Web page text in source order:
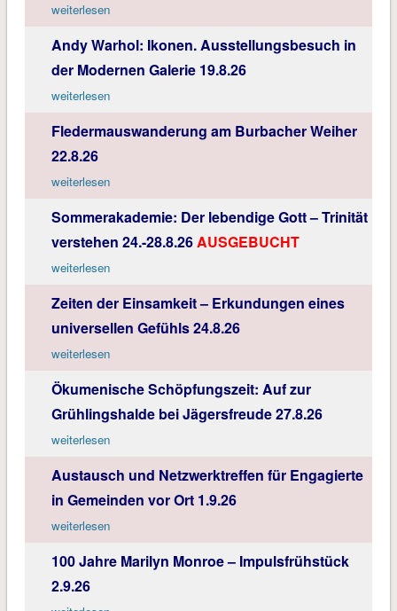
weiterlesen
Andy Warhol: Ikonen. Ausstellungsbesuch in
der Modernen Galerie 19.8.26
weiterlesen
Fledermauswanderung am Burbacher Weiher
22.8.26
weiterlesen
Sommerakademie: Der lebendige Gott – Trinität
verstehen 24.-28.8.26AUSGEBUCHT
weiterlesen
Zeiten der Einsamkeit – Erkundungen eines
universellen Gefühls 24.8.26
weiterlesen
Ökumenische Schöpfungszeit: Auf zur
Grühlingshalde bei Jägersfreude 27.8.26
weiterlesen
Austausch und Netzwerktreffen für Engagierte
in Gemeinden vor Ort 1.9.26
weiterlesen
100 Jahre Marilyn Monroe – Impulsfrühstück
2.9.26